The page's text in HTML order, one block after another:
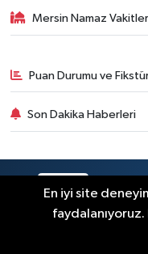
Mersin Namaz
Puan Durumu ve
Son Dakika Haberleri
En iyi site
faydalanıyoruz.